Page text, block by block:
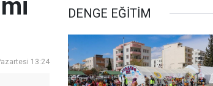
13:24
DENGE EĞİTİM